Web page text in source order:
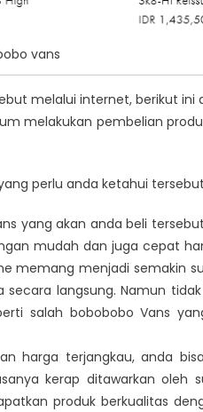
vans
melalui internet, berikut ini
melakukan pembelian
perlu anda ketahui
yang akan anda beli
mudah dan juga cepat
memang menjadi semakin
langsung. Namun
salah bobobobo Vans
terjangkau, anda
kerap ditawarkan oleh
produk berkualitas